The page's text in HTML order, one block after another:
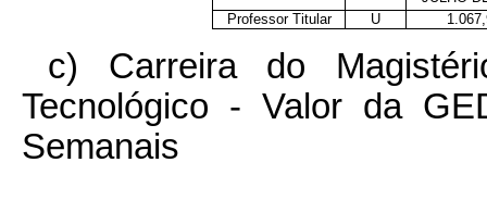
Professor Titular
U
c) Carreira do
Tecnológico - Valor da
Semanais